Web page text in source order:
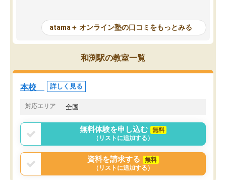
が、自分で自分の管理ができない人に
とっては難しい部分もあるのではない
かと思った。
元数が可視化されるので
しながら意欲的に取り組
常に効果を実感している
すめできる塾です。
atama＋ オンライン塾の口コミをもっとみる
和渕駅の教室一覧
本校 詳しく見る
対応エリア 全国
無料体験を申し込む
無料
（リストに追加する）
資料を請求する
無料
（リストに追加する）